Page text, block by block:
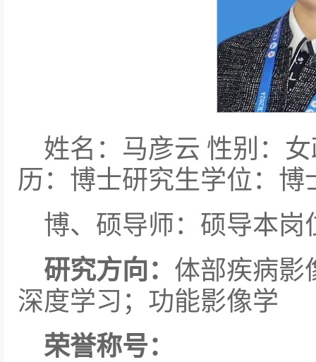
姓名：马彦云 性别：
历：博士研究生学位：
博、硕导师：硕导本岗
研究方向： 体部疾病影
深度学习；功能影像学
荣誉称号：